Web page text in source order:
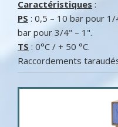
Caractéristiques :
PS : 0,5 – 10 bar pour
bar pour 3/4" – 1".
TS : 0°C / + 50 °C.
Raccordements